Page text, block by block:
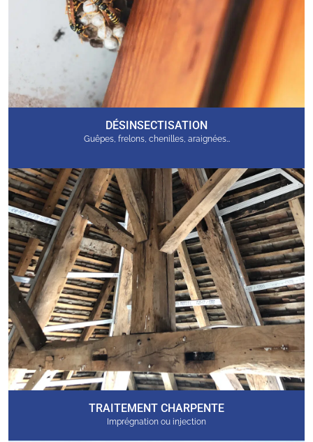
DÉSINSECTISATION
Guêpes, frelons, chenilles, araignées…
TRAITEMENT CHARPENTE
Imprégnation ou injection